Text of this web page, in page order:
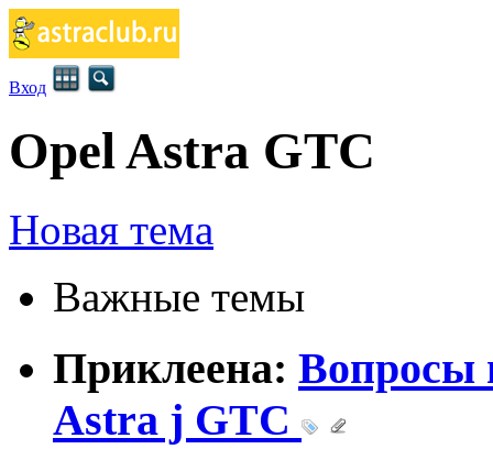
Вход
Opel Astra GTC
Новая тема
Важные темы
Приклеена:
Astra j GTC